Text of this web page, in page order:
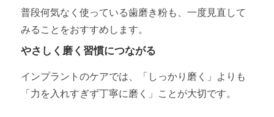
普段何気なく使っている歯磨き粉も、一度見直して
みることをおすすめします。
やさしく磨く習慣につながる
インプラントのケアでは、「しっかり磨く」よりも
「力を入れすぎず丁寧に磨く」ことが大切です。